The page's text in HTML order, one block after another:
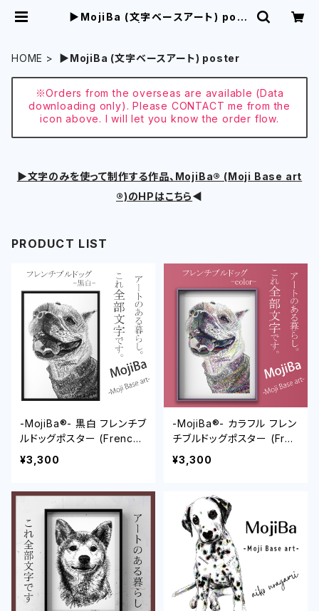
▶︎MojiBa (文字ベースアート) post
HOME ▶︎MojiBa (文字ベースアート) poster
※Orders from the overseas are available (Data
downloading only). Please CONTACT me from the
icon above. I will let you know the order flow.
▶︎文字のみを使って制作する作品、MojiBa®︎ (Moji Base art
®︎)のHPはこちら◀︎
PRODUCT LIST
-MojiBa®︎- 黒白 フレンチブ
ルドッグポスター (French
Bulldog Poster)
¥3,300
-MojiBa®︎- カラフル フレン
チブルドッグポスター (Fren
ch Bulldog Poster)
¥3,300